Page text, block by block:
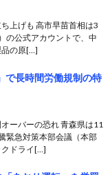
上げも 高市早苗首相は3
の公式アカウントで、中
品の原[…]
で長時間労働規制の特
ーバーの恐れ 青森県は11
緊急対策本部会議（本部
クドライ[…]